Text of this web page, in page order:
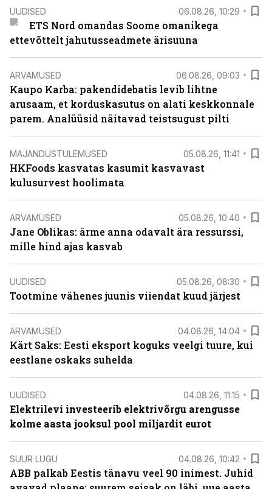
UUDISED 06.08.26, 10:29
ETS Nord omandas Soome omanikega
ettevõttelt jahutusseadmete ärisuuna
ARVAMUSED 06.08.26, 09:03
Kaupo Karba: pakendidebatis levib lihtne
arusaam, et korduskasutus on alati keskkonnale
parem. Analüüsid näitavad teistsugust pilti
MAJANDUSTULEMUSED 05.08.26, 11:41
HKFoods kasvatas kasumit kasvavast
kulusurvest hoolimata
ARVAMUSED 05.08.26, 10:40
Jane Oblikas: ärme anna odavalt ära ressurssi,
mille hind ajas kasvab
UUDISED 05.08.26, 08:30
Tootmine vähenes juunis viiendat kuud järjest
ARVAMUSED 04.08.26, 14:04
Kärt Saks: Eesti eksport koguks veelgi tuure, kui
eestlane oskaks suhelda
UUDISED 04.08.26, 11:15
Elektrilevi investeerib elektrivõrgu arengusse
kolme aasta jooksul pool miljardit eurot
SUUR LUGU 04.08.26, 10:42
ABB palkab Eestis tänavu veel 90 inimest. Juhid